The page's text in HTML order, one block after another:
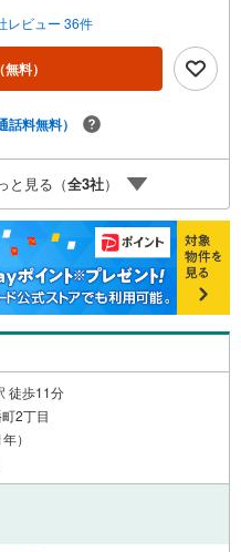
準備が必要な場合がございま
HOUSE CLUB◆弊社で売
HOUSE CLUBにご加入いただ
リフォーム、保険やローンの見
よるライフサポート◆専属ファ
いただけます。◆安心の環境◆
スを完備し、ご家族でのご来店
の住まい探しをサポートいたし
レビュー 36件
（無料）
話料無料）
と見る（全3社）
徒歩11分
2丁目
）